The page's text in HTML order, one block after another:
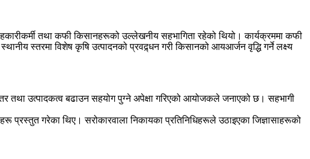
तथा कफी किसानहरूको उल्लेखनीय सहभागिता रहेको थियो। कार्यक्रममा कफी
स्तरमा विशेष कृषि उत्पादनको प्रवद्र्धन गरी किसानको आयआर्जन वृद्धि गर्ने लक्ष्य
तथा उत्पादकत्व बढाउन सहयोग पुग्ने अपेक्षा गरिएको आयोजकले जनाएको छ। सहभागी
प्रस्तुत गरेका थिए। सरोकारवाला निकायका प्रतिनिधिहरूले उठाइएका जिज्ञासाहरूको